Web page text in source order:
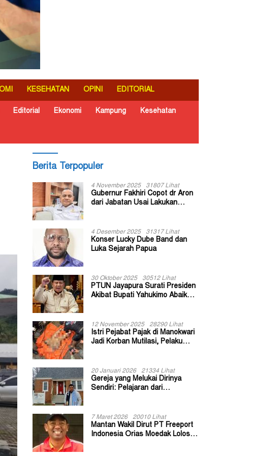
KESEHATAN OPINI EDITORIAL
Editorial Ekonomi Kampung Kesehatan
Berita Terpopuler
4 November 2025 31807 Lihat
Gubernur Fakhiri Copot dr Aron
dari Jabatan Usai Lakukan
4 Desember 2025 31317 Lihat
Konser Lucky Dube Band dan
Luka Sejarah Papua
30 Oktober 2025 30512 Lihat
PTUN Jayapura Surati Presiden
Akibat Bupati Yahukimo Abaikan
12 November 2025 28290 Lihat
Istri Pejabat Pajak di Manokwari
Jadi Korban Mutilasi, Pelaku
20 Januari 2026 21334 Lihat
Gereja yang Melukai Dirinya
Sendiri: Pelajaran dari
7 Maret 2026 20010 Lihat
Mantan Wakil Dirut PT Freeport
Indonesia Orias Moedak Lolos